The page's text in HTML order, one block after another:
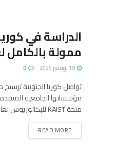
الدراسة في
ممولة بالكامل
تواصل كوريا الجنوبية
مؤسساتها الجامعية
منحة KAIST للبكالوريوس لعام...
READ MORE